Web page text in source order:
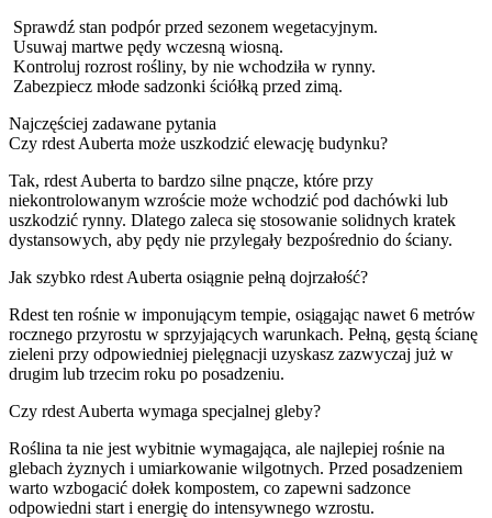
Sprawdź stan podpór przed sezonem wegetacyjnym.
Usuwaj martwe pędy wczesną wiosną.
Kontroluj rozrost rośliny, by nie wchodziła w rynny.
Zabezpiecz młode sadzonki ściółką przed zimą.
Najczęściej zadawane pytania
Czy rdest Auberta może uszkodzić elewację budynku?
Tak, rdest Auberta to bardzo silne pnącze, które przy
niekontrolowanym wzroście może wchodzić pod dachówki lub
uszkodzić rynny. Dlatego zaleca się stosowanie solidnych kratek
dystansowych, aby pędy nie przylegały bezpośrednio do ściany.
Jak szybko rdest Auberta osiągnie pełną dojrzałość?
Rdest ten rośnie w imponującym tempie, osiągając nawet 6 metrów
rocznego przyrostu w sprzyjających warunkach. Pełną, gęstą ścianę
zieleni przy odpowiedniej pielęgnacji uzyskasz zazwyczaj już w
drugim lub trzecim roku po posadzeniu.
Czy rdest Auberta wymaga specjalnej gleby?
Roślina ta nie jest wybitnie wymagająca, ale najlepiej rośnie na
glebach żyznych i umiarkowanie wilgotnych. Przed posadzeniem
warto wzbogacić dołek kompostem, co zapewni sadzonce
odpowiedni start i energię do intensywnego wzrostu.